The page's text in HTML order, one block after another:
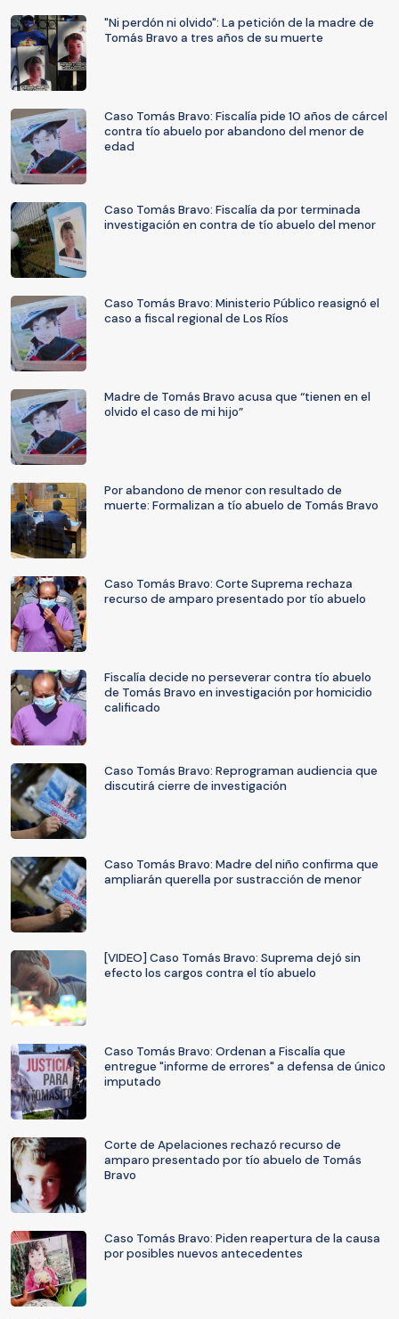
"Ni perdón ni olvido": La petición de la madre de
Tomás Bravo a tres años de su muerte
Caso Tomás Bravo: Fiscalía pide 10 años de cárcel
contra tío abuelo por abandono del menor de
edad
Caso Tomás Bravo: Fiscalía da por terminada
investigación en contra de tío abuelo del menor
Caso Tomás Bravo: Ministerio Público reasignó el
caso a fiscal regional de Los Ríos
Madre de Tomás Bravo acusa que “tienen en el
olvido el caso de mi hijo”
Por abandono de menor con resultado de
muerte: Formalizan a tío abuelo de Tomás Bravo
Caso Tomás Bravo: Corte Suprema rechaza
recurso de amparo presentado por tío abuelo
Fiscalía decide no perseverar contra tío abuelo
de Tomás Bravo en investigación por homicidio
calificado
Caso Tomás Bravo: Reprograman audiencia que
discutirá cierre de investigación
Caso Tomás Bravo: Madre del niño confirma que
ampliarán querella por sustracción de menor
[VIDEO] Caso Tomás Bravo: Suprema dejó sin
efecto los cargos contra el tío abuelo
Caso Tomás Bravo: Ordenan a Fiscalía que
entregue "informe de errores" a defensa de único
imputado
Corte de Apelaciones rechazó recurso de
amparo presentado por tío abuelo de Tomás
Bravo
Caso Tomás Bravo: Piden reapertura de la causa
por posibles nuevos antecedentes